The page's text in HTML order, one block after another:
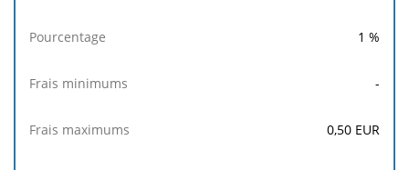
1 %
-
0,50 EUR